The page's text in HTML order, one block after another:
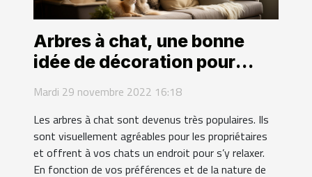
Arbres à chat, une bonne
idée de décoration pour
Mardi 29 novembre 2022 16:18
Les arbres à chat sont devenus très populaires. Ils
sont visuellement agréables pour les propriétaires
et offrent à vos chats un endroit pour s’y relaxer.
En fonction de vos préférences et de la nature de